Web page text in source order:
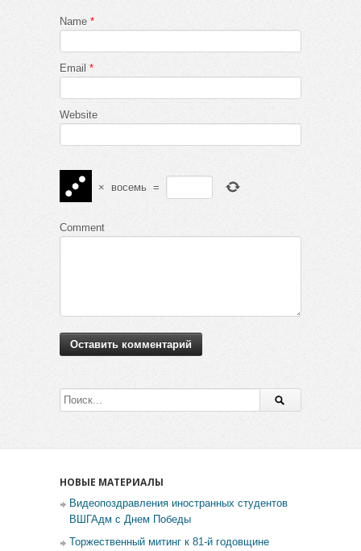
Name *
Email *
Website
× восемь =
Comment
НОВЫЕ МАТЕРИАЛЫ
Видеопоздравления иностранных студентов
ВШГАдм с Днем Победы
Торжественный митинг к 81-й годовщине